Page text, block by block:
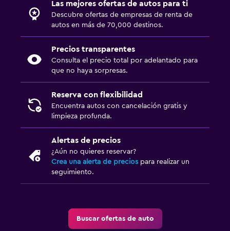
Las mejores ofertas de autos para ti
Descubre ofertas de empresas de renta de
autos en más de 70,000 destinos.
Precios transparentes
Consulta el precio total por adelantado para
que no haya sorpresas.
Reserva con flexibilidad
Encuentra autos con cancelación gratis y
limpieza profunda.
Alertas de precios
¿Aún no quieres reservar?
Crea una alerta de precios para realizar un
seguimiento.
Buscar ofertas de auto